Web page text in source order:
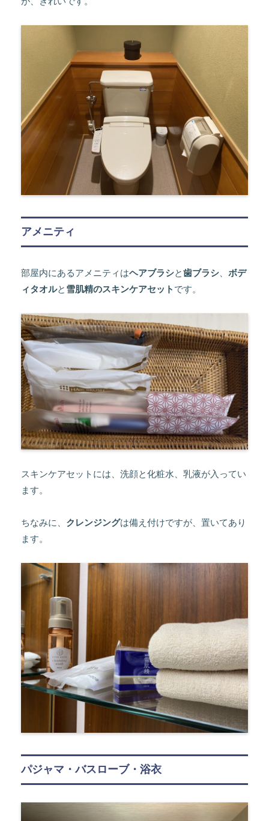
アメニティ
部屋内にあるアメニティはヘアブラシと歯ブラシ
ボデ
ィタオルと 雪肌精のスキンケアセット です。
スキンケアセットには、洗顔と化粧水、乳液が入ってい
ます。
ちなみに、 クレンジングは備え付けですが、置いてあり
ます。
パジャマ・バスローブ・浴衣